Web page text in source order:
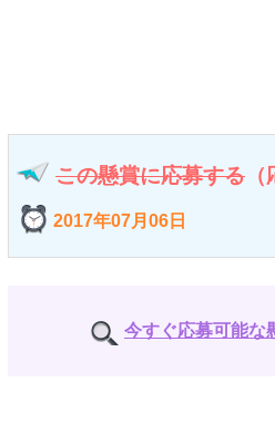
この懸賞に応募する
2017年07月06日
今すぐ応募可能な